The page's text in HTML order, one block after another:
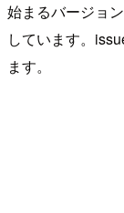
始まるバージョ
しています。
ます。